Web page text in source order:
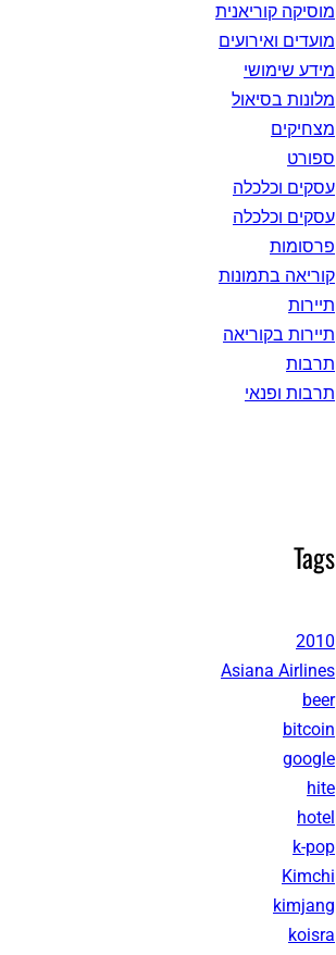
מוסיקה קוריאנית
מועדים ואירועים
מידע שימושי
מלונות בסיאול
מצחיקים
ספורט
עסקים וכלכלה
עסקים וכלכלה
פרסומות
קוריאה בתמונות
תיירות
תיירות בקוריאה
תרבות
תרבות ופנאי
Tags
2010
Asiana Airlines
beer
bitcoin
google
hite
hotel
k-pop
Kimchi
kimjang
koisra